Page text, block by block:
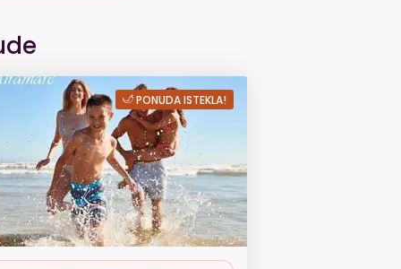
Hotel Miramare 4* -
PONUDA ISTEKLA!